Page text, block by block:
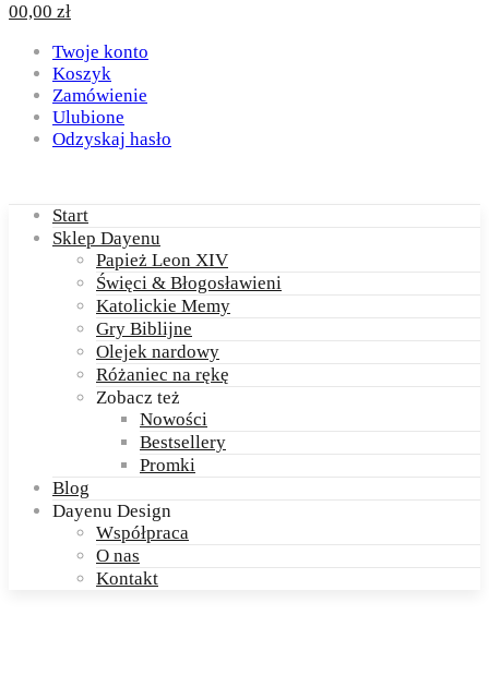
00,00 zł
Twoje konto
Koszyk
Zamówienie
Ulubione
Odzyskaj hasło
Start
Sklep Dayenu
Papież Leon XIV
Święci & Błogosławieni
Katolickie Memy
Gry Biblijne
Olejek nardowy
Różaniec na rękę
Zobacz też
Nowości
Bestsellery
Promki
Blog
Dayenu Design
Współpraca
O nas
Kontakt